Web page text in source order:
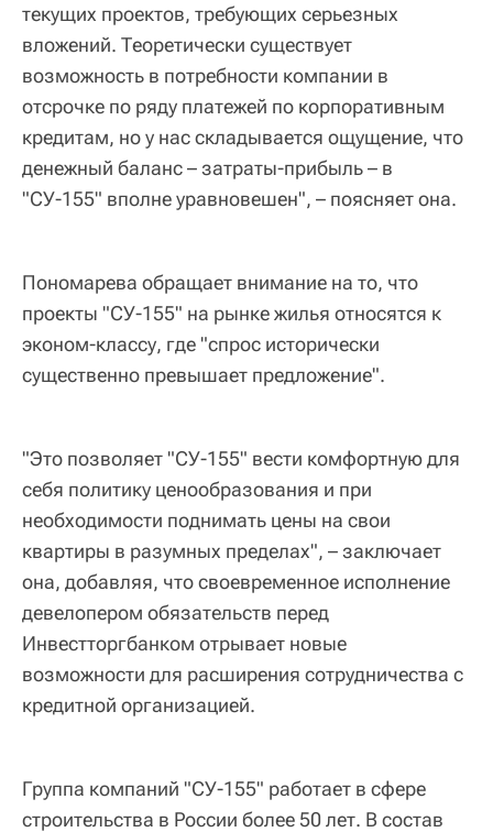
текущих проектов, требующих серьезных
вложений. Теоретически существует
возможность в потребности компании в
отсрочке по ряду платежей по корпоративным
кредитам, но у нас складывается ощущение, что
денежный баланс – затраты-прибыль – в
"СУ-155" вполне уравновешен", – поясняет она.
Пономарева обращает внимание на то, что
проекты "СУ-155" на рынке жилья относятся к
эконом-классу, где "спрос исторически
существенно превышает предложение".
"Это позволяет "СУ-155" вести комфортную для
себя политику ценообразования и при
необходимости поднимать цены на свои
квартиры в разумных пределах", – заключает
она, добавляя, что своевременное исполнение
девелопером обязательств перед
Инвестторгбанком отрывает новые
возможности для расширения сотрудничества с
кредитной организацией.
Группа компаний "СУ-155" работает в сфере
строительства в России более 50 лет. В состав